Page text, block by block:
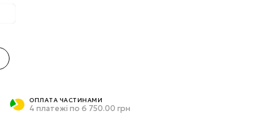
ОПЛАТА ЧАСТИНАМИ
4 платежі по 6 750.00 грн